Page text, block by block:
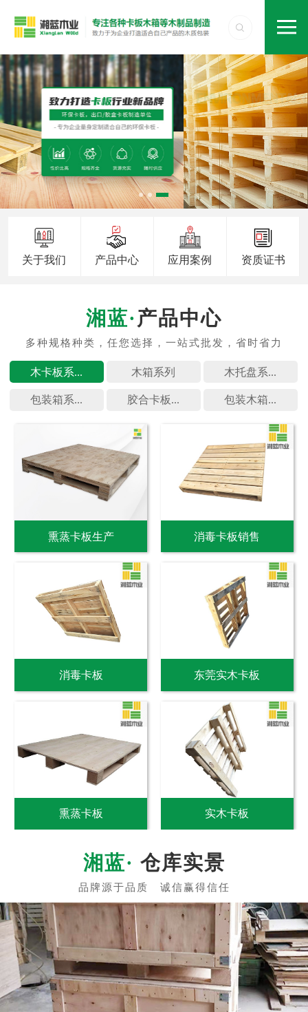
关于我们 产品中心 应用案例 资质证书
产品中心
木卡板系... 木箱系列 木托盘系...
包装箱系... 胶合卡板... 包装木箱...
熏蒸卡板生产 消毒卡板销售
消毒卡板 东莞实木卡板
熏蒸卡板 实木卡板
仓库实景